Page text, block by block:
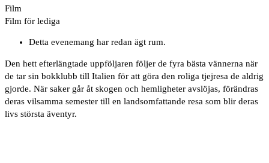
Film
Film för lediga
Detta evenemang har redan ägt rum.
Den hett efterlängtade uppföljaren följer de fyra bästa vännerna när
de tar sin bokklubb till Italien för att göra den roliga tjejresa de aldrig
gjorde. När saker går åt skogen och hemligheter avslöjas, förändras
deras vilsamma semester till en landsomfattande resa som blir deras
livs största äventyr.